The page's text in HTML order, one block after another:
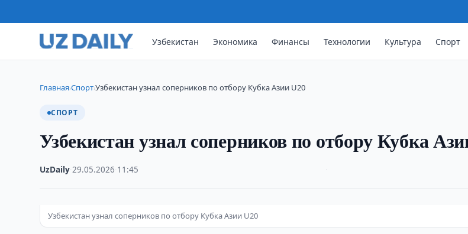
Узбекистан Экономика Финансы Технологии Культура Спорт
Главная›Спорт›Узбекистан узнал соперников по отбору Кубка Азии U20
СПОРТ
Узбекистан узнал соперников по отбору Кубка
UzDaily ·29.05.2026 11:45
Узбекистан узнал соперников по отбору Кубка Азии U20